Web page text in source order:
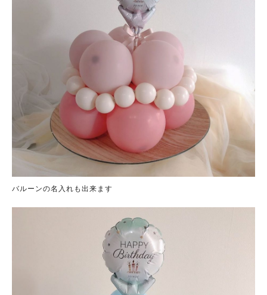
バルーンの名入れも出来ます